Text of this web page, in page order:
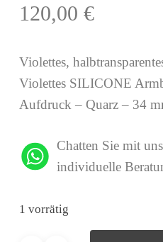
120,00 €
Violettes,
Violettes SILICONE
Aufdruck – Quarz – 34
Chatten Sie mit
individuelle
1 vorrätig